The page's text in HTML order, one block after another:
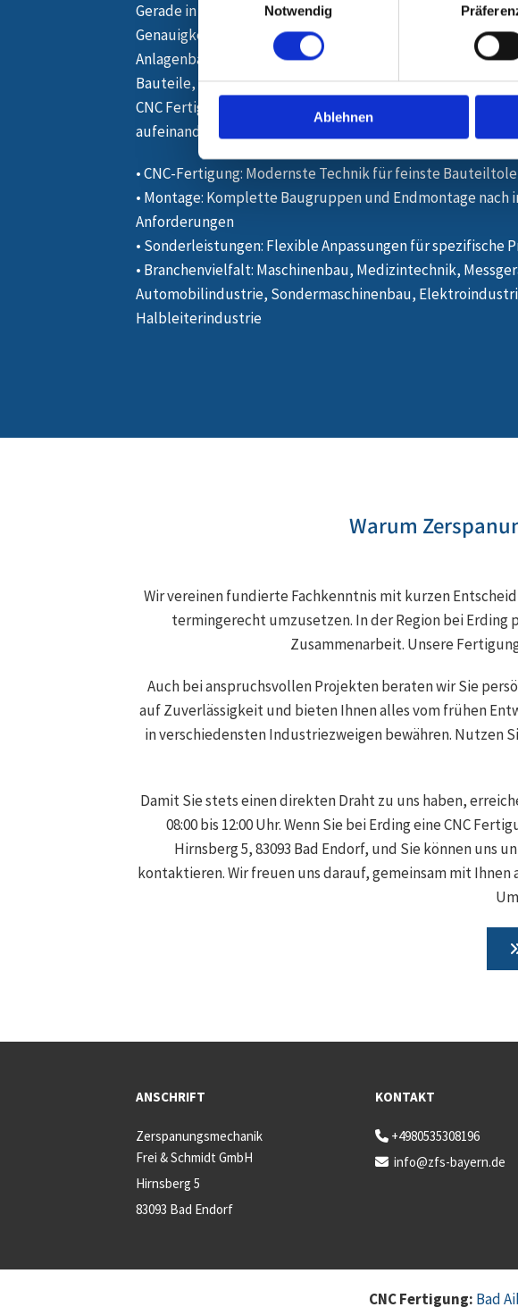
Notwendig
Ablehnen
Gerade in der Medizintechnik und der Messgerätetechnik
Genauigkeit und absolute Zuverlässigkeit gefragt. Auch für
Anlagenbau, Automobilindustrie und die Elektrobranche
Bauteile, die langfristig überzeugen. Insbesondere für
CNC Fertigung Erding stellen wir sicher, dass alle
aufeinander abgestimmt sind.
• CNC-Fertigung: Modernste Technik für feinste
• Montage: Komplette Baugruppen und Endmontage
Anforderungen
• Sonderleistungen: Flexible Anpassungen für spezifische
• Branchenvielfalt: Maschinenbau, Medizintechnik,
Automobilindustrie, Sondermaschinenbau,
Halbleiterindustrie
Warum
Wir vereinen fundierte Fachkenntnis mit kurzen
termingerecht umzusetzen. In der Region bei
Zusammenarbeit. Unsere
Auch bei anspruchsvollen Projekten beraten wir Sie
auf Zuverlässigkeit und bieten Ihnen alles vom frühen
in verschiedensten Industriezweigen bewähren. Nutzen
Damit Sie stets einen direkten Draht zu uns haben,
08:00 bis 12:00 Uhr. Wenn Sie bei Erding eine CNC
Hirnsberg 5, 83093 Bad Endorf, und Sie können uns
kontaktieren. Wir freuen uns darauf, gemeinsam mit
ANSCHRIFT
Zerspanungsmechanik
Frei & Schmidt GmbH
Hirnsberg 5
83093 Bad Endorf
KONTAKT
 +4980535308196
 info@zfs-bayern.de
CNC Fertigung: Bad